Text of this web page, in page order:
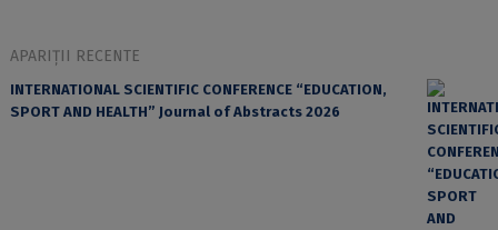
APARIȚII RECENTE
INTERNATIONAL SCIENTIFIC CONFERENCE “EDUCATION,
SPORT AND HEALTH” Journal of Abstracts 2026